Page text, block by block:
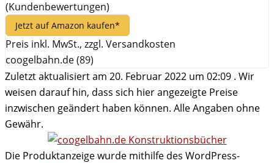
(Kundenbewertungen)
Jetzt auf Amazon kaufen*
Preis inkl. MwSt., zzgl. Versandkosten
coogelbahn.de (89)
Zuletzt aktualisiert am 20. Februar 2022 um 02:09 . Wir
weisen darauf hin, dass sich hier angezeigte Preise
inzwischen geändert haben können. Alle Angaben ohne
Gewähr.
Die Produktanzeige wurde mithilfe des WordPress-